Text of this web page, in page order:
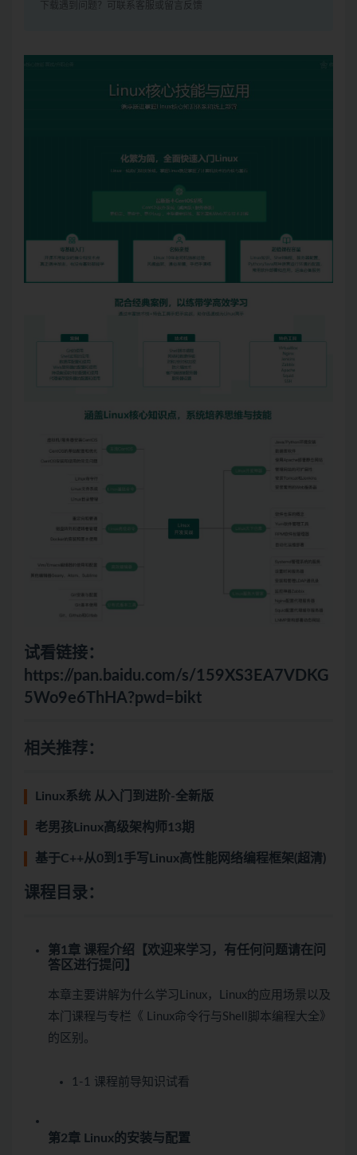
下载遇到问题？可联系客服或留言反馈
试看链接：
https://pan.baidu.com/s/159XS3EA7VDKG
5Wo9e6ThHA?pwd=bikt
相关推荐：
Linux系统 从入门到进阶-全新版
老男孩Linux高级架构师13期
基于C++从0到1手写Linux高性能网络编程框架(超清)
课程目录：
第1章 课程介绍【欢迎来学习，有任何问题请在问
答区进行提问】
本章主要讲解为什么学习Linux，Linux的应用场景以及
本门课程与专栏《 Linux命令行与Shell脚本编程大全》
的区别。
1-1 课程前导知识 试看
第2章 Linux的安装与配置